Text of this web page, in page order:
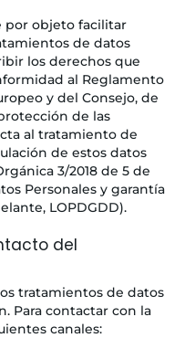
por objeto facilitar
de datos
los derechos que
al Reglamento
y del Consejo, de
de las
al tratamiento de
de estos datos
3/2018 de 5 de
Personales y garantía
LOPDGDD).
del
tratamientos de datos
Para contactar con la
canales: